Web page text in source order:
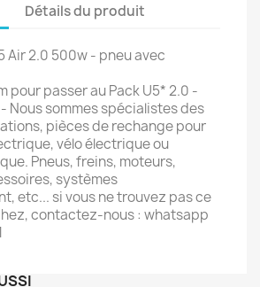
Détails du produit
Air 2.0 500w - pneu avec
pour passer au Pack U5* 2.0 -
Nous sommes spécialistes des
pièces de rechange pour
vélo électrique ou
Pneus, freins, moteurs,
systèmes
etc... si vous ne trouvez pas ce
contactez-nous : whatsapp